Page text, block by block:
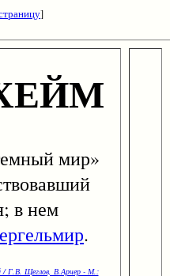
]
мир»
в нем
.
/ Г.В. Щеглов, В.Арчер - М.: